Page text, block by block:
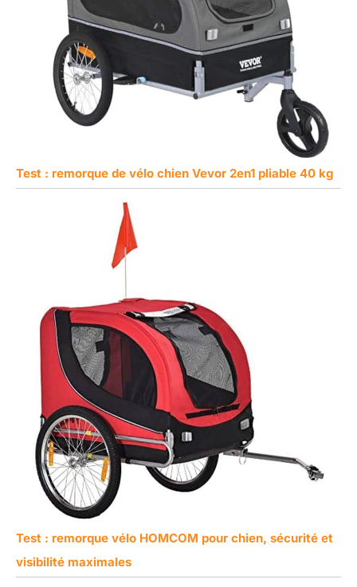
Test : remorque de vélo chien Vevor 2en1 pliable 40 kg
Test : remorque vélo HOMCOM pour chien, sécurité et
visibilité maximales